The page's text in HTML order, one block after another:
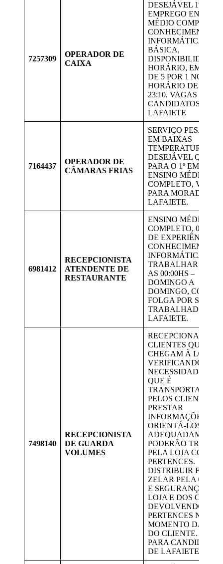
7257309
OPERADOR DE
CAIXA
DESEJÁVEL 1º
EMPREGO ENSINO
MÉDIO COMPLETO,
CONHECIMENTO
INFORMÁTICA
BÁSICA,
DISPONIBILIDADE
HORÁRIO, EM
DE 5 POR 1 NO
HORÁRIO DE 15:00
23:10, VAGAS PARA
CANDIDATOS DE
LAFAIETE
7164437
OPERADOR DE
CÂMARAS FRIAS
SERVIÇO PESADO E
EM BAIXAS
TEMPERATURAS.
DESEJÁVEL QUE
PARA O 1º
ENSINO MÉDIO
COMPLETO, VAGAS
PARA
LAFAIETE.
6981412
RECEPCIONISTA
ATENDENTE DE
RESTAURANTE
ENSINO MÉDIO
COMPLETO, 06
DE EXPERIÊNCIA,
CONHECIMENTO
INFORMÁTICA
TRABALHAR DE
AS 00:00HS –
DOMINGO A
DOMINGO, COM
FOLGA POR
TRABALHADORES
LAFAIETE.
7498140
RECEPCIONISTA
DE GUARDA
VOLUMES
RECEPCIONAR OS
CLIENTES QUE
CHEGAM À LOJA,
VERIFICANDO
NECESSIDADES E O
QUE É
TRANSPORTADO
PELOS CLIENTES.
PRESTAR
INFORMAÇÕES E
ORIENTÁ-LOS
ADEQUADAMENTE
PODERÃO
PELA LOJA COM
PERTENCES.
DISTRIBUIR
ZELAR PELA
E SEGURANÇA DA
LOJA E DOS
DEVOLVENDO
PERTENCES NO
MOMENTO DA
DO CLIENTE.
PARA CANDIDATOS
DE LAFAIETE.